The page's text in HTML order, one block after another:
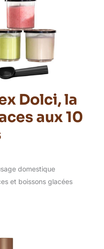
Dolci, la
aux 10
domestique
et boissons glacées